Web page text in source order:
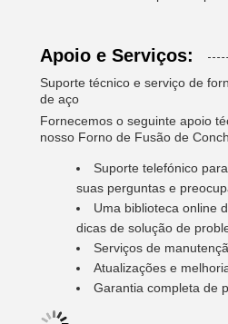
Apoio e Serviços:
Suporte técnico e serviço de
de aço
Fornecemos o seguinte apoio
nosso Forno de Fusão de
Suporte telefónico
suas perguntas e
Uma biblioteca online
dicas de solução de
Serviços de
Atualizações e
Garantia completa de